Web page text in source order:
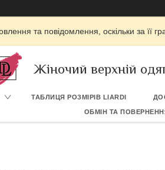
та повідомлення, оскільки за її
Жіночий верхній
ТАБЛИЦЯ РОЗМІРІВ LIARDI
ОБМІН ТА